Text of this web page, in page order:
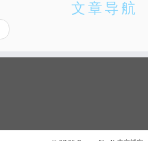
文章导航